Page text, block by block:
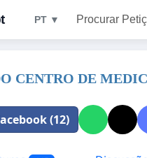
PT ▼ Procurar
CENTRO DE
(12)